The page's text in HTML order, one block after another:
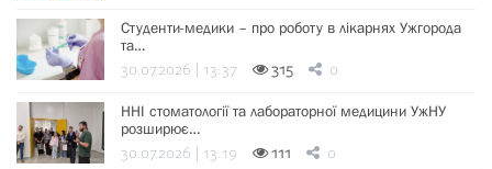
Студенти-медики – про роботу в лікарнях Ужгорода
та…
30.07.2026 | 13:37 315 0
ННІ стоматології та лабораторної медицини УжНУ
розширює…
30.07.2026 | 13:19 111 0